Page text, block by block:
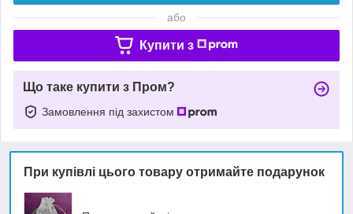
або
Купити з
Що таке купити з Пром?
Замовлення під захистом
При купівлі цього товару отримайте подарунок